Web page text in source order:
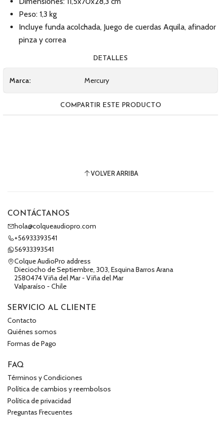
Peso: 1,3 kg
Incluye funda acolchada, Juego de cuerdas Aquila, afinador
pinza y correa
DETALLES
Marca: Mercury
COMPARTIR ESTE PRODUCTO
VOLVER ARRIBA
CONTÁCTANOS
hola@colqueaudiopro.com
+56933393541
56933393541
Colque AudioPro address
Dieciocho de Septiembre, 303, Esquina Barros Arana
2580474 Viña del Mar - Viña del Mar
Valparaíso - Chile
SERVICIO AL CLIENTE
Contacto
Quiénes somos
Formas de Pago
FAQ
Términos y Condiciones
Política de cambios y reembolsos
Política de privacidad
Preguntas Frecuentes